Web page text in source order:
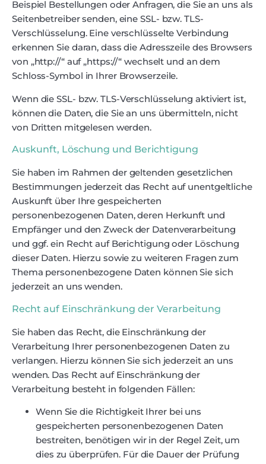
Beispiel Bestellungen oder Anfragen, die Sie an uns als
Seitenbetreiber senden, eine SSL- bzw. TLS-
Verschlüsselung. Eine verschlüsselte Verbindung
erkennen Sie daran, dass die Adresszeile des Browsers
von „http://“ auf „https://“ wechselt und an dem
Schloss-Symbol in Ihrer Browserzeile.
Wenn die SSL- bzw. TLS-Verschlüsselung aktiviert ist,
können die Daten, die Sie an uns übermitteln, nicht
von Dritten mitgelesen werden.
Auskunft, Löschung und Berichtigung
Sie haben im Rahmen der geltenden gesetzlichen
Bestimmungen jederzeit das Recht auf unentgeltliche
Auskunft über Ihre gespeicherten
personenbezogenen Daten, deren Herkunft und
Empfänger und den Zweck der Datenverarbeitung
und ggf. ein Recht auf Berichtigung oder Löschung
dieser Daten. Hierzu sowie zu weiteren Fragen zum
Thema personenbezogene Daten können Sie sich
jederzeit an uns wenden.
Recht auf Einschränkung der Verarbeitung
Sie haben das Recht, die Einschränkung der
Verarbeitung Ihrer personenbezogenen Daten zu
verlangen. Hierzu können Sie sich jederzeit an uns
wenden. Das Recht auf Einschränkung der
Verarbeitung besteht in folgenden Fällen:
Wenn Sie die Richtigkeit Ihrer bei uns
gespeicherten personenbezogenen Daten
bestreiten, benötigen wir in der Regel Zeit, um
dies zu überprüfen. Für die Dauer der Prüfung